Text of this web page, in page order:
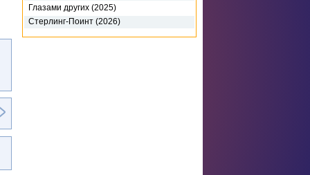
Глазами других (2025)
Стерлинг-Поинт (2026)